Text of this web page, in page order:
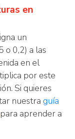
en
un
o 0,2) a las
en el
por este
Si quieres
nuestra guía
para aprender a